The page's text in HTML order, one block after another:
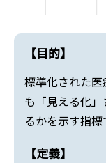
【目的】
標準化された
も「見える化
るかを示す指標
【定義】